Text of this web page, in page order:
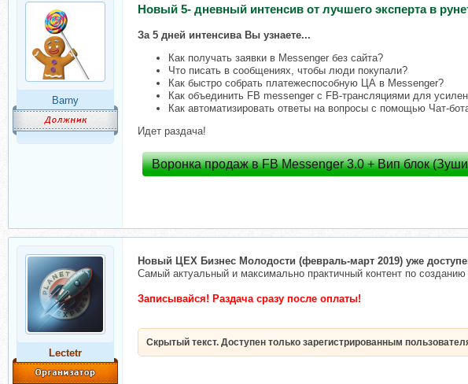
Barny
Новый 5- дневный интенсив от лучшего эксперта в
За 5 дней интенсива Вы узнаете...
Как получать заявки в Messenger без сайта?
Что писать в сообщениях, чтобы люди покупали?
Как быстро собрать платежеспособную ЦА в Messenger?
Как объединить FB messenger c FB-трансляциями для
Как автоматизировать ответы на вопросы с помощью Чат-
Идет раздача!
Воронка продаж в FB Messenger 3.0 + Вип блок
Lectetr
Новый ЦЕХ Бизнес Молодости (февраль-март 2019) уже
Cамый актуальный и максимально практичный контент по
Записывайся! Раздача сразу после оплаты!
Скрытый текст. Доступен только зарегистрированным